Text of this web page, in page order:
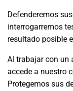
Defenderemos
interrogarremos
resultado posible
Al trabajar con un
accede a nuestro
Protegemos sus